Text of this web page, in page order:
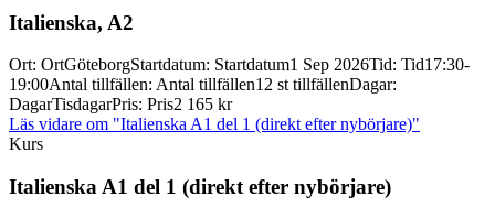
Italienska, A2
Ort: OrtGöteborgStartdatum: Startdatum1 Sep 2026Tid: Tid17:30-
19:00Antal tillfällen: Antal tillfällen12 st tillfällenDagar:
DagarTisdagarPris: Pris2 165 kr
Läs vidare om "Italienska A1 del 1 (direkt efter nybörjare)"
Kurs
Italienska A1 del 1 (direkt efter nybörjare)